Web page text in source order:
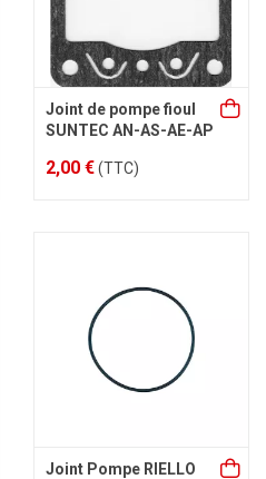
Joint de pompe fioul
SUNTEC AN-AS-AE-AP
2,00 €(TTC)
Joint Pompe RIELLO